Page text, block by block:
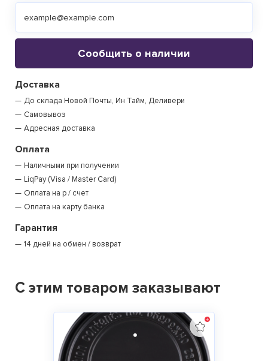
Сообщить о наличии
Доставка
До склада Новой Почты, Ин Тайм, Деливери
Самовывоз
Адресная доставка
Оплата
Наличными при получении
LiqPay (Visa / Master Card)
Оплата на р / счет
Оплата на карту банка
Гарантия
14 дней на обмен / возврат
С этим товаром заказывают